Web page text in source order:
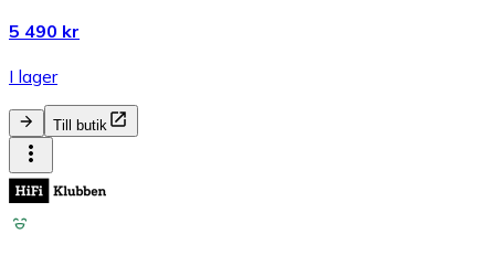
5 490 kr
I lager
Till butik